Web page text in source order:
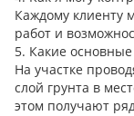
Каждому клиенту
работ и
5. Какие
На участке
слой грунта в
этом получают